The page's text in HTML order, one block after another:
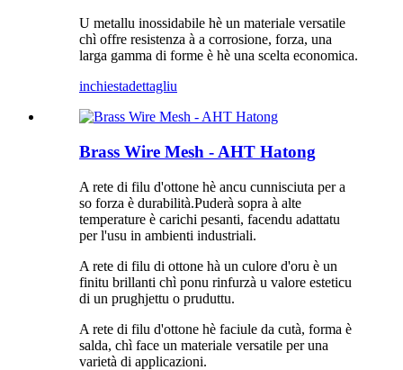
U metallu inossidabile hè un materiale versatile
chì offre resistenza à a corrosione, forza, una
larga gamma di forme è hè una scelta economica.
inchiestadettagliu
Brass Wire Mesh - AHT Hatong
A rete di filu d'ottone hè ancu cunnisciuta per a
so forza è durabilità.Puderà sopra à alte
temperature è carichi pesanti, facendu adattatu
per l'usu in ambienti industriali.
A rete di filu di ottone hà un culore d'oru è un
finitu brillanti chì ponu rinfurzà u valore esteticu
di un prughjettu o pruduttu.
A rete di filu d'ottone hè faciule da cutà, forma è
salda, chì face un materiale versatile per una
varietà di applicazioni.